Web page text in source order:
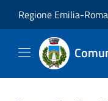
Regione Emilia-